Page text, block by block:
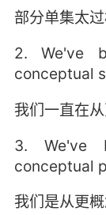
部分单集太
2. We've
conceptual
我们一直在
3. We've
conceptual
我们是从更